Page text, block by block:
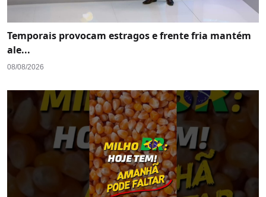
Temporais provocam estragos e frente fria mantém
ale...
08/08/2026